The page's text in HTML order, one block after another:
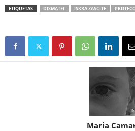
ETIQUETAS DISMATEL ISKRA ZASCITE
Maria